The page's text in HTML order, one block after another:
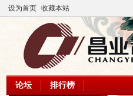
设为首页 收藏本站
论坛 排行榜